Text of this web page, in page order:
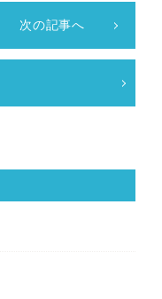
次の記事へ